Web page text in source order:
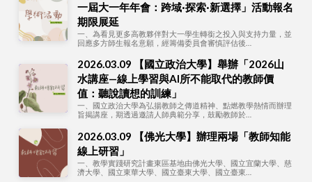
一屆大一年年會：跨域·探索·新選擇」活動報名
期限展延
一、為看見更多高教夥伴對大一學生轉銜之投入與支持力量，並
回應多方師生報名意願，經籌備委員會審慎評估後…
2026.03.09 【國立政治大學】舉辦「2026山
水講座—線上學習與AI所不能取代的教師價
值：聽說讀想的訓練」
一、國立政治大學為弘揚教師之傳道精神、點燃教學熱情而辦理
旨揭講座，期透過邀請人師典範分享，鼓勵教師於…
2026.03.09 【佛光大學】辦理兩場「教師知能
線上研習」
一、教學實踐研究計畫東區基地由佛光大學、國立宜蘭大學、慈
濟大學、國立東華大學、國立臺東大學、國立臺東…